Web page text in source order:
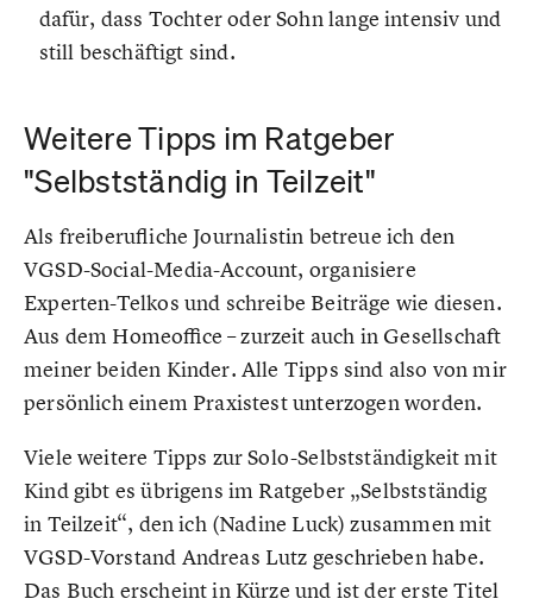
dafür, dass Tochter oder Sohn lange intensiv und
still beschäftigt sind.
Weitere Tipps im Ratgeber
"Selbstständig in Teilzeit"
Als freiberufliche Journalistin betreue ich den
VGSD-Social-Media-Account, organisiere
Experten-Telkos und schreibe Beiträge wie diesen.
Aus dem Homeoffice – zurzeit auch in Gesellschaft
meiner beiden Kinder. Alle Tipps sind also von mir
persönlich einem Praxistest unterzogen worden.
Viele weitere Tipps zur Solo-Selbstständigkeit mit
Kind gibt es übrigens im Ratgeber „Selbstständig
in Teilzeit“, den ich (Nadine Luck) zusammen mit
VGSD-Vorstand Andreas Lutz geschrieben habe.
Das Buch erscheint in Kürze und ist der erste Titel